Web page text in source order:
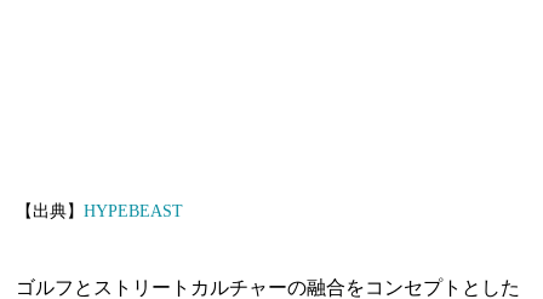
【出典】HYPEBEAST
ゴルフとストリートカルチャーの融合をコンセプトとした